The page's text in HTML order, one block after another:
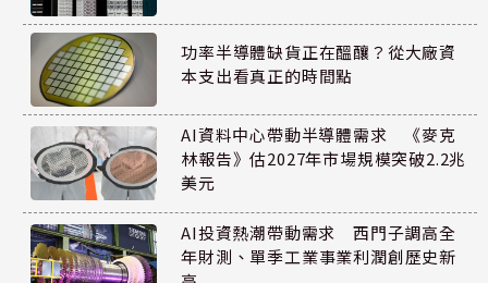
功率半導體缺貨正在醞釀？從大廠資
本支出看真正的時間點
AI資料中心帶動半導體需求 《麥克
林報告》估2027年市場規模突破2.2兆
美元
AI投資熱潮帶動需求 西門子調高全
年財測、單季工業事業利潤創歷史新